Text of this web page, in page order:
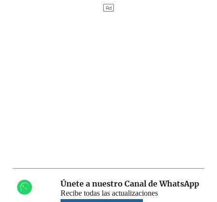
Únete a nuestro Canal de WhatsApp
Recibe todas las actualizaciones